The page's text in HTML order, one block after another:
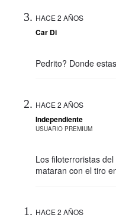
HACE 2 AÑOS
Car Di
Pedrito? Donde
HACE 2 AÑOS
Independiente
USUARIO PREMIUM
Los filoterroristas
mataran con el tiro
HACE 2 AÑOS